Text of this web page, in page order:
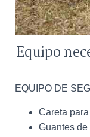
Equipo
EQUIPO DE
Careta
Guantes